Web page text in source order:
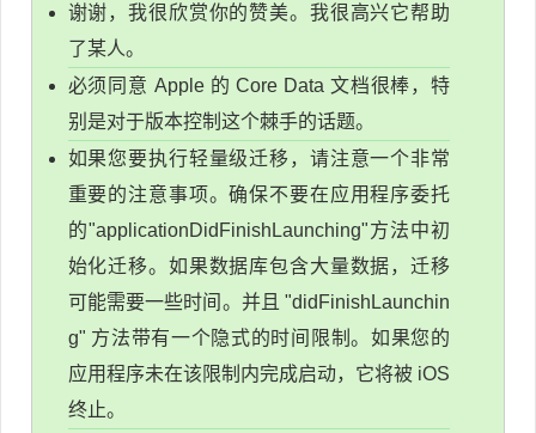
谢谢，我很欣赏你的赞美。我很高兴它帮助
了某人。
必须同意 Apple 的 Core Data 文档很棒，特
别是对于版本控制这个棘手的话题。
如果您要执行轻量级迁移，请注意一个非常
重要的注意事项。确保不要在应用程序委托
的"applicationDidFinishLaunching"方法中初
始化迁移。如果数据库包含大量数据，迁移
可能需要一些时间。并且 "didFinishLaunchin
g" 方法带有一个隐式的时间限制。如果您的
应用程序未在该限制内完成启动，它将被 iOS
终止。